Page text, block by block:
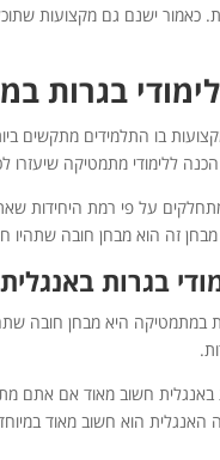
כאמור ישנם גם מקצועות
בגרות
בו התלמידים מתקשים
ללימודי מתמטיקה
מבחן זה הוא מבחן חובה
בגרות באנגלית
במתמטיקה היא מבחן חובה
באנגלית חשוב מאוד אם אתם
הוא חשוב מאוד